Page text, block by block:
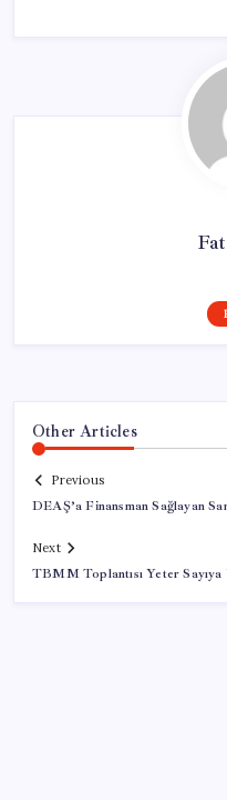
Other Articles
Previous
DEAŞ’a Finansman Sağlayan
Next
TBMM Toplantısı Yeter Sayıya